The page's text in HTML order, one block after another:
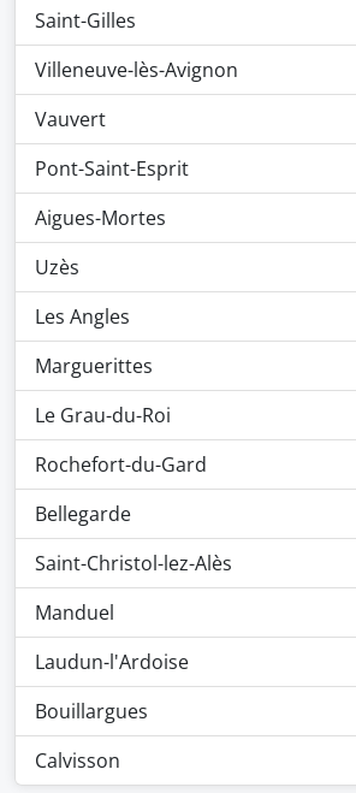
Saint-Gilles
Villeneuve-lès-Avignon
Vauvert
Pont-Saint-Esprit
Aigues-Mortes
Uzès
Les Angles
Marguerittes
Le Grau-du-Roi
Rochefort-du-Gard
Bellegarde
Saint-Christol-lez-Alès
Manduel
Laudun-l'Ardoise
Bouillargues
Calvisson